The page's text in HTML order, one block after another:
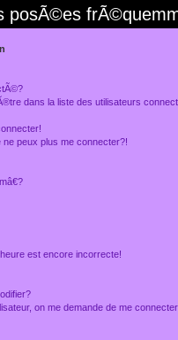
posÃ©es
dans la liste des utilisateurs
peux plus me connecter?!
est encore incorrecte!
on me demande de me